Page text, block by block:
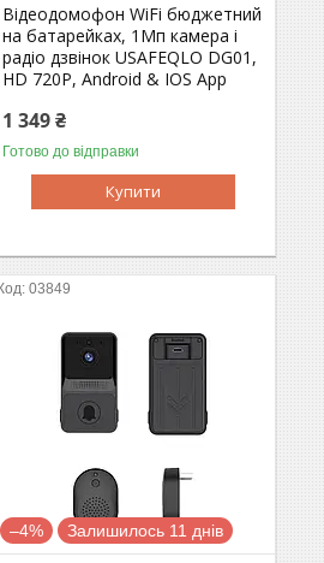
Відеодомофон WiFi бюджетний
на батарейках, 1Мп камера і
радіо дзвінок USAFEQLO DG01,
HD 720P, Android & IOS App
1 349 ₴
Готово до відправки
Купити
03849
–4% Залишилось 11 днів